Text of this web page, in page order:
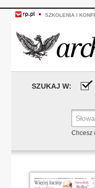
SZKOLENIA I
SZUKAJ W:
Chcesz